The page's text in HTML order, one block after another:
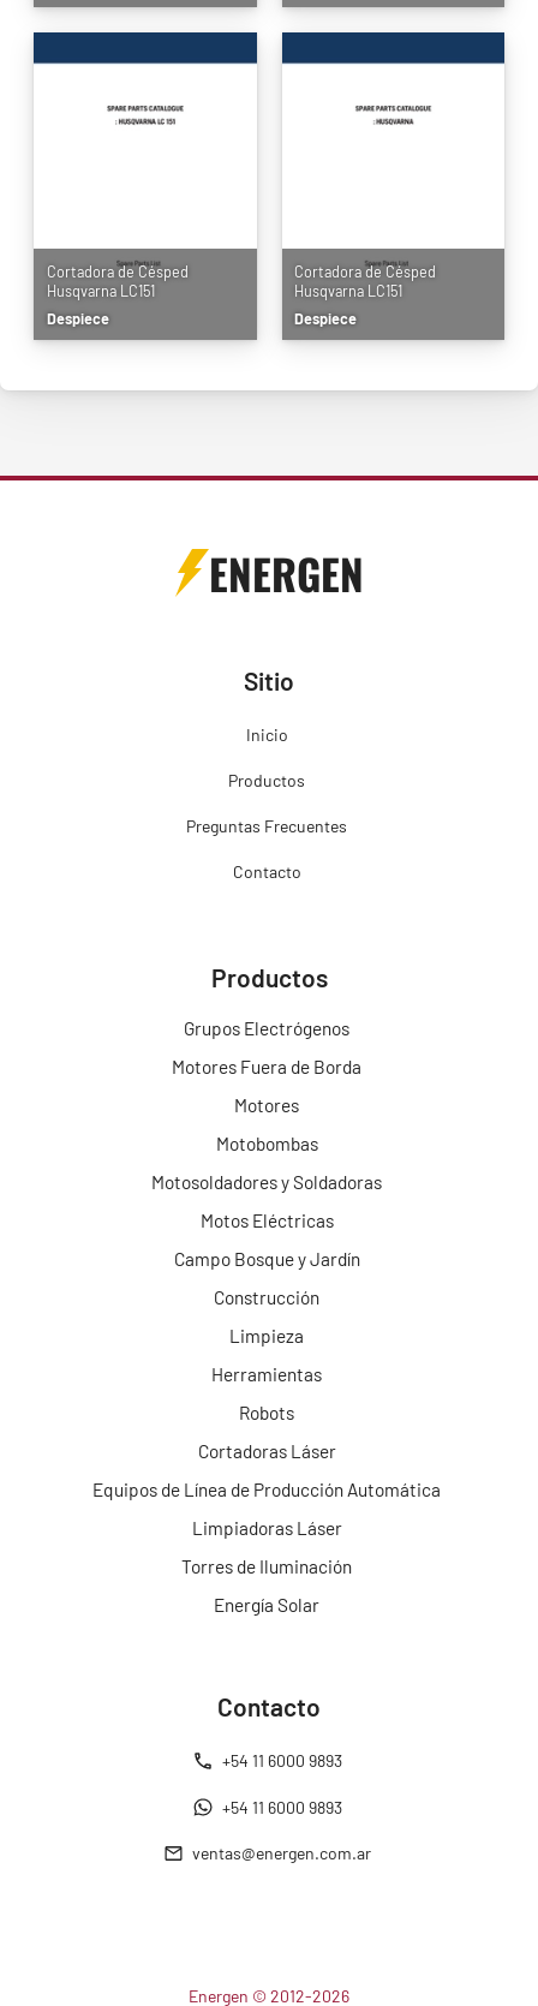
Cortadora de Césped
Husqvarna LC151
Despiece
Cortadora de Césped
Husqvarna LC151
Despiece
ENERGEN
Sitio
Inicio
Productos
Preguntas Frecuentes
Contacto
Productos
Grupos Electrógenos
Motores Fuera de Borda
Motores
Motobombas
Motosoldadores y Soldadoras
Motos Eléctricas
Campo Bosque y Jardín
Construcción
Limpieza
Herramientas
Robots
Cortadoras Láser
Equipos de Línea de Producción Automática
Limpiadoras Láser
Torres de Iluminación
Energía Solar
Contacto
+54 11 6000 9893
+54 11 6000 9893
ventas@energen.com.ar
Energen © 2012-2026